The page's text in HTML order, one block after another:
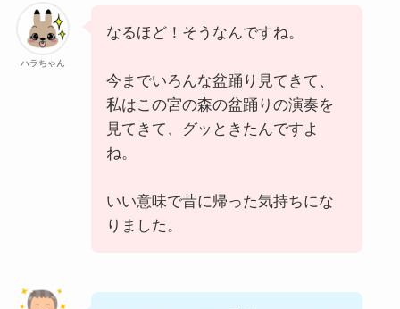
ハラちゃん
なるほど！そうなんですね。
今までいろんな盆踊り見てきて、
私はこの宮の森の盆踊りの演奏を
見てきて、グッときたんですよ
ね。
いい意味で昔に帰った気持ちにな
りました。